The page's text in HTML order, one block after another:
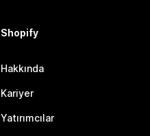
Shopify
Hakkında
Kariyer
Yatırımcılar